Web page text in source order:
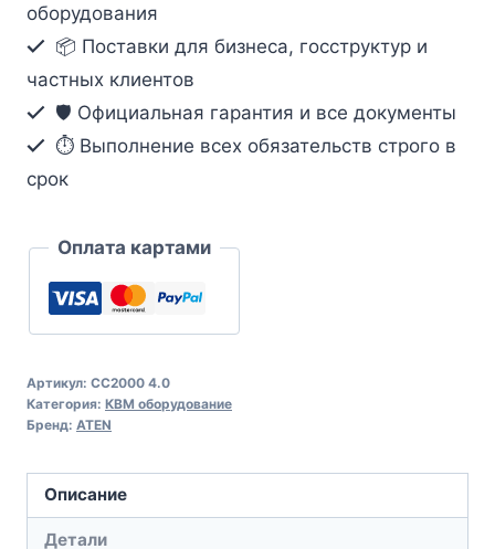
оборудования
📦 Поставки для бизнеса, госструктур и
частных клиентов
🛡️ Официальная гарантия и все документы
⏱ Выполнение всех обязательств строго в
срок
Оплата картами
Артикул: CC2000 4.0
Категория: КВМ оборудование
Бренд: ATEN
Описание
Детали